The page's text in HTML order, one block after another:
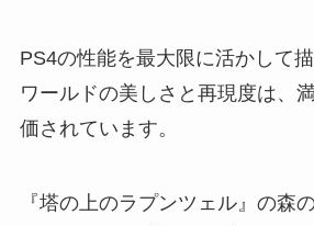
PS4の性能を最大限に活かして
ワールドの美しさと再現度は、
価されています。
『塔の上のラプンツェル』の森